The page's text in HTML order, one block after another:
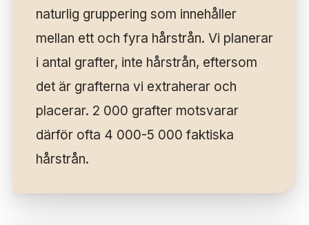
naturlig gruppering som innehåller
mellan ett och fyra hårstrån. Vi planerar
i antal grafter, inte hårstrån, eftersom
det är grafterna vi extraherar och
placerar. 2 000 grafter motsvarar
därför ofta 4 000-5 000 faktiska
hårstrån.